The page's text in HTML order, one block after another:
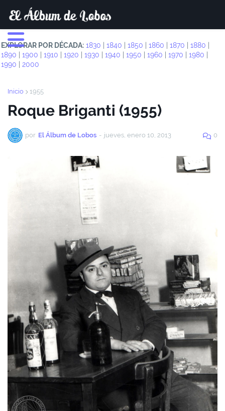
EXPLORAR POR DÉCADA: 1830 1840 1850 1860 1870 1880
1890
1900 1910 1920 1930 1940 1950 1960 1970 1980
1990
2000
Inicio 1955
Roque Briganti (1955)
por El Álbum de Lobos - jueves, enero 10, 2013 0